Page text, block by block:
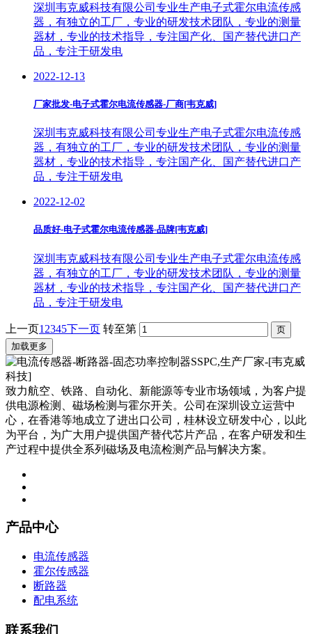
深圳韦克威科技有限公司专业生产电子式霍尔电流传感
器，有独立的工厂，专业的研发技术团队，专业的测量
器材，专业的技术指导，专注国产化、国产替代进口产
品，专注于研发电
2022-12-13
厂家批发-电子式霍尔电流传感器-厂商[韦克威]
深圳韦克威科技有限公司专业生产电子式霍尔电流传感
器，有独立的工厂，专业的研发技术团队，专业的测量
器材，专业的技术指导，专注国产化、国产替代进口产
品，专注于研发电
2022-12-02
品质好-电子式霍尔电流传感器-品牌[韦克威]
深圳韦克威科技有限公司专业生产电子式霍尔电流传感
器，有独立的工厂，专业的研发技术团队，专业的测量
器材，专业的技术指导，专注国产化、国产替代进口产
品，专注于研发电
上一页1 2345下一页 转至第
加载更多
致力航空、铁路、自动化、新能源等专业市场领域，为客户提
供电源检测、磁场检测与霍尔开关。公司在深圳设立运营中
心，在香港等地成立了进出口公司，桂林设立研发中心，以此
为平台，为广大用户提供国产替代芯片产品，在客户研发和生
产过程中提供全系列磁场及电流检测产品与解决方案。
产品中心
电流传感器
霍尔传感器
断路器
配电系统
联系我们